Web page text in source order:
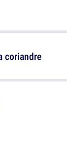
coriandre